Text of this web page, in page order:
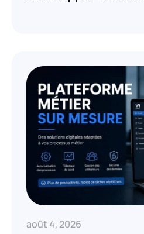
août 4, 2026